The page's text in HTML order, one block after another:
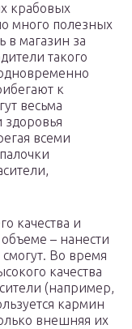
крабовых
много полезных
в магазин за
такого
к
весьма
здоровья
всеми
качества и
– нанести
Во время
качества
(например,
кармин
внешняя их